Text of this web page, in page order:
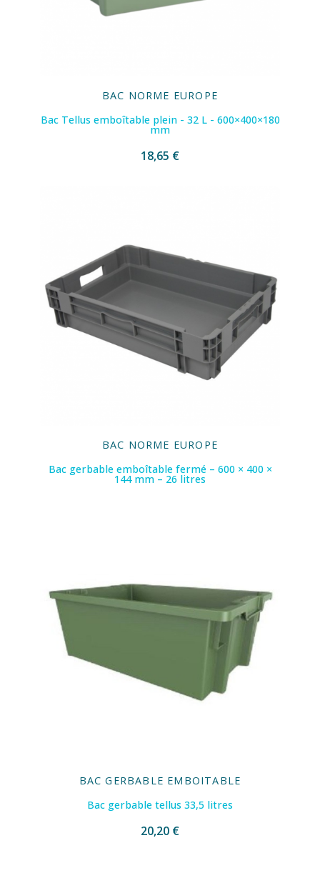
BAC NORME EUROPE
Bac Tellus emboîtable plein - 32 L - 600×400×180
mm
18,65 €
BAC NORME EUROPE
Bac gerbable emboîtable fermé – 600 × 400 ×
144 mm – 26 litres
BAC GERBABLE EMBOITABLE
Bac gerbable tellus 33,5 litres
20,20 €